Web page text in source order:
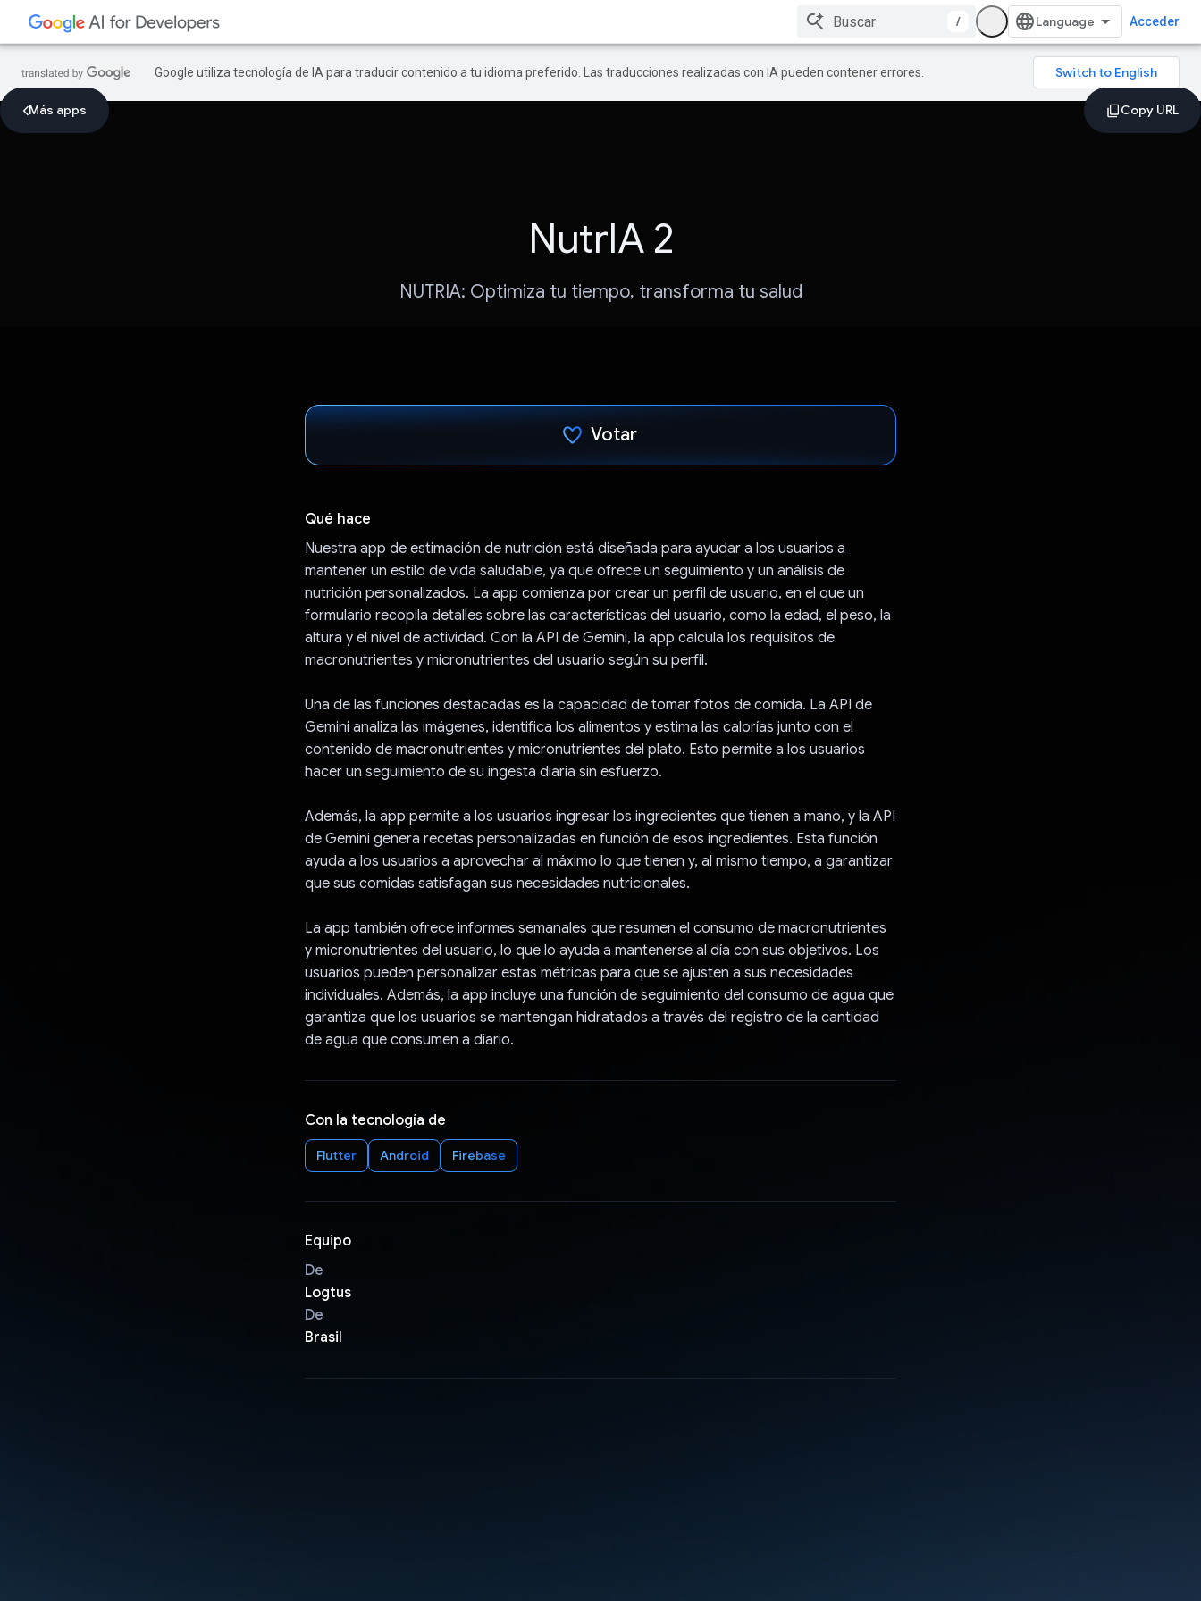
/ Acceder
Google utiliza tecnología de IA para traducir contenido a tu idioma preferido. Las traducciones realizadas con IA pueden contener errores.
Más apps
NutrIA 2
NUTRIA: Optimiza tu tiempo, transforma tu salud
Votar
Qué hace
Nuestra app de estimación de nutrición está diseñada para ayudar a los usuarios a
mantener un estilo de vida saludable, ya que ofrece un seguimiento y un análisis de
nutrición personalizados. La app comienza por crear un perfil de usuario, en el que un
formulario recopila detalles sobre las características del usuario, como la edad, el peso, la
altura y el nivel de actividad. Con la API de Gemini, la app calcula los requisitos de
macronutrientes y micronutrientes del usuario según su perfil.
Una de las funciones destacadas es la capacidad de tomar fotos de comida. La API de
Gemini analiza las imágenes, identifica los alimentos y estima las calorías junto con el
contenido de macronutrientes y micronutrientes del plato. Esto permite a los usuarios
hacer un seguimiento de su ingesta diaria sin esfuerzo.
Además, la app permite a los usuarios ingresar los ingredientes que tienen a mano, y la API
de Gemini genera recetas personalizadas en función de esos ingredientes. Esta función
ayuda a los usuarios a aprovechar al máximo lo que tienen y, al mismo tiempo, a garantizar
que sus comidas satisfagan sus necesidades nutricionales.
La app también ofrece informes semanales que resumen el consumo de macronutrientes
y micronutrientes del usuario, lo que lo ayuda a mantenerse al día con sus objetivos. Los
usuarios pueden personalizar estas métricas para que se ajusten a sus necesidades
individuales. Además, la app incluye una función de seguimiento del consumo de agua que
garantiza que los usuarios se mantengan hidratados a través del registro de la cantidad
de agua que consumen a diario.
Con la tecnología de
Flutter Android Firebase
Equipo
De
Logtus
De
Brasil